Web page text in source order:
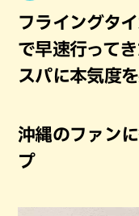
フライングタ
で早速行って
スパに本気度
沖縄のファン
プ